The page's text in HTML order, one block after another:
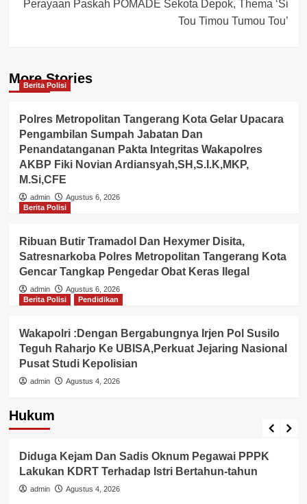
Perayaan Paskah POMADE Sekota Depok, Thema ‘Si
Tou Timou Tumou Tou’
More Stories
Berita Polisi
Polres Metropolitan Tangerang Kota Gelar Upacara
Pengambilan Sumpah Jabatan Dan
Penandatanganan Pakta Integritas Wakapolres
AKBP Fiki Novian Ardiansyah,SH,S.I.K,MKP,
M.Si,CFE
admin
Agustus 6, 2026
Berita Polisi
Ribuan Butir Tramadol Dan Hexymer Disita,
Satresnarkoba Polres Metropolitan Tangerang Kota
Gencar Tangkap Pengedar Obat Keras Ilegal
admin
Agustus 6, 2026
Berita Polisi
Pendidikan
Wakapolri :Dengan Bergabungnya Irjen Pol Susilo
Teguh Raharjo Ke UBISA,Perkuat Jejaring Nasional
Pusat Studi Kepolisian
admin Agustus 4, 2026
Hukum
Berita Polisi
Diduga Kejam Dan Sadis Oknum Pegawai PPPK
Lakukan KDRT Terhadap Istri Bertahun-tahun
admin Agustus 4, 2026